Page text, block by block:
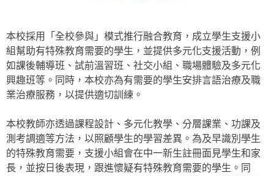
本校採用「全校參與」模式推行融合教育，成立學生支援小
組幫助有特殊教育需要的學生，並提供多元化支援活動，例
如課後輔導班、試前溫習班、社交小組、職場體驗及多元化
興趣班等。同時，本校亦為有需要的學生安排言語治療及職
業治療服務，以提供適切訓練。
本校教師亦透過課程設計、多元化教學、分層課業、功課及
測考調適等方法，以照顧學生的學習差異。為及早識別學生
的特殊教育需要，支援小組會在中一新生註冊面見學生和家
長，並按日後表現，跟進懷疑有特殊教育需要的學生。同